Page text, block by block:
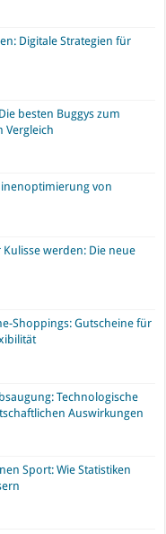
Digitale Strategien für
besten Buggys zum
Vergleich
von
werden: Die neue
Shoppings: Gutscheine für
Technologische
Auswirkungen
Sport: Wie Statistiken